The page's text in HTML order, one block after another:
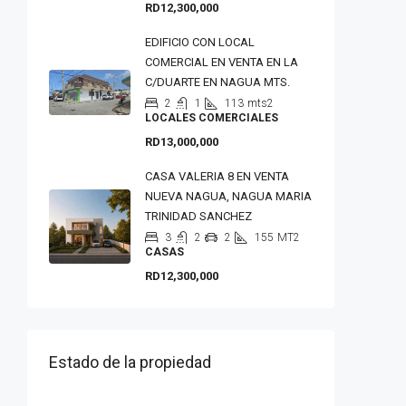
RD12,300,000
EDIFICIO CON LOCAL
COMERCIAL EN VENTA EN LA
C/DUARTE EN NAGUA MTS.
2 1 113 mts2
LOCALES COMERCIALES
RD13,000,000
CASA VALERIA 8 EN VENTA
NUEVA NAGUA, NAGUA MARIA
TRINIDAD SANCHEZ
3 2 2 155 MT2
CASAS
RD12,300,000
Estado de la propiedad